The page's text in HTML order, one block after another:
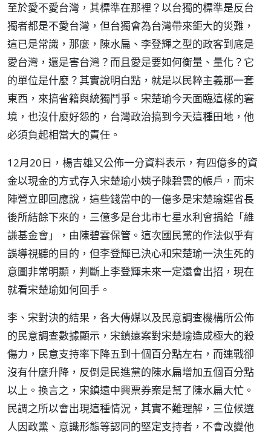
至於愛不愛台灣，其標準在那裡？以台獨的標準是反台
獨者都是不愛台灣，但台獨會為台灣帶來鉅大的災難，
這已是常識，那麼，陳水扁、李登輝之型的政客到底是
愛台灣，還是害台灣？而且愛是要如何衡量、量化？它
的單位是什麼？其實說明白點，就是以民粹主義那一套
東西，來搞省籍與統獨鬥爭。宋楚瑜今天面臨這樣的窘
境，也沒什麼好怨的，台灣政治搞到今天這種田地，他
必須負起相當大的責任。
12月20日，楊吉雄又公佈一分資料表示，有四億多的資
金以現金的方式存入宋楚瑜小姨子陳碧雲的帳戶，而宋
陣營立即回應說，這些錢當中的一億多是宋楚瑜選省長
後所結餘下來的，三億多是台北市七星水利會捐給「維
謙基金會」，由陳碧雲保管。這次國民黨的作法似乎有
誤導視聽的目的，但李登輝已決心和宋楚瑜一決生死的
意圖非常明顯，判斷上李登輝未來一定還會出招，現在
就看宋楚瑜如何回手。
李、宋對決的結果，各大傳媒以及民意調查機構所公佈
的民意調查數據顯示，宋鎮遠案對宋楚瑜造成極大的殺
傷力，民意支持率下降五到十個百分點左右，而連戰卻
沒有什麼升降，反倒是民進黨的陳水扁增加五個百分點
以上。換言之，宋鎮遠中興票券案是幫了陳水扁大忙。
民調之所以會出現這種情況，其實不難理解，三位候選
人因政黨、意識形態等認同的堅定支持者，不會改變他